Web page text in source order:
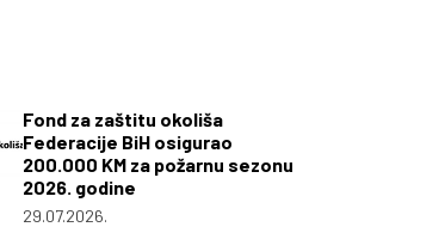
Fond za zaštitu okoliša
Federacije BiH osigurao
200.000 KM za požarnu sezonu
2026. godine
29.07.2026.